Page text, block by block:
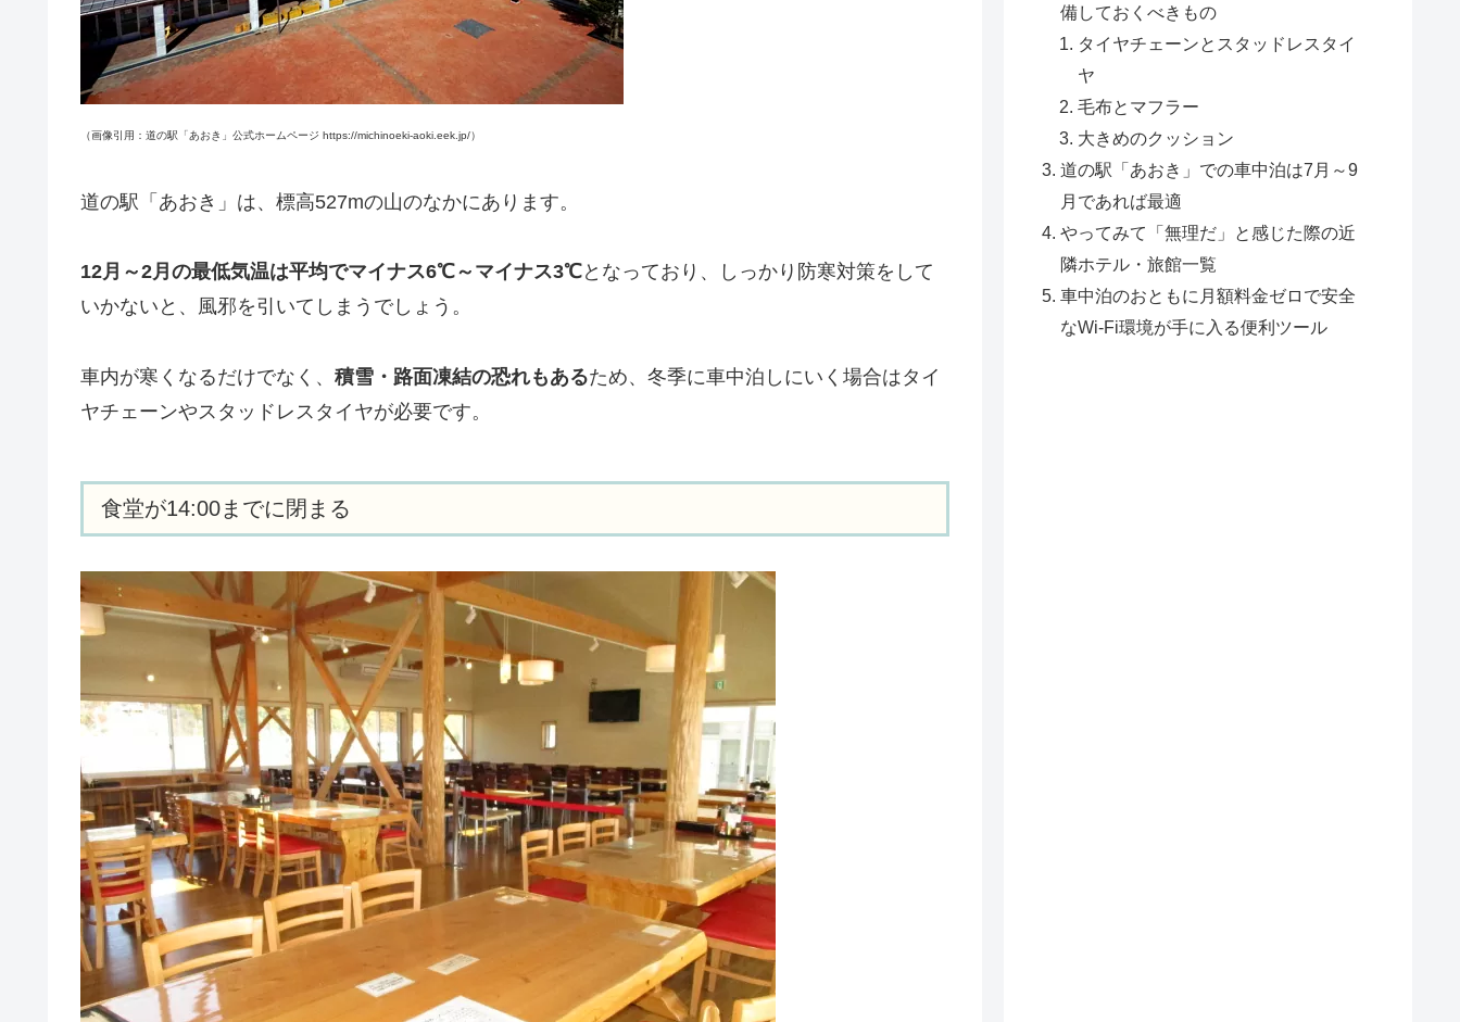
（画像引用：道の駅「あおき」公式ホームページ https://michinoeki-aoki.eek.jp/）
道の駅「あおき」は、標高527mの山のなかにあります。
12月～2月の最低気温は平均でマイナス6℃～マイナス3℃となっており、しっかり防寒対策をして
いかないと、風邪を引いてしまうでしょう。
車内が寒くなるだけでなく、 積雪・路面凍結の恐れもあるため、冬季に車中泊しにいく場合はタイ
ヤチェーンやスタッドレスタイヤが必要です。
食堂が14:00までに閉まる
備しておくべきもの
タイヤチェーンとスタッドレスタイ
ヤ
毛布とマフラー
大きめのクッション
道の駅「あおき」での車中泊は7月～9
月であれば最適
やってみて「無理だ」と感じた際の近
隣ホテル・旅館一覧
車中泊のおともに月額料金ゼロで安全
なWi-Fi環境が手に入る便利ツール